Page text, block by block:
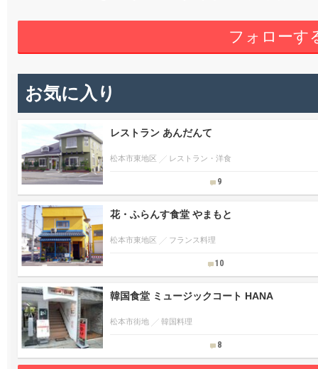
フォローす
お気に入り
レストラン あんだんて
松本市東地区 レストラン・洋食
9
花・ふらんす食堂 やまもと
松本市東地区 フランス料理
10
韓国食堂 ミュージックコート HANA
松本市街地 韓国料理
8